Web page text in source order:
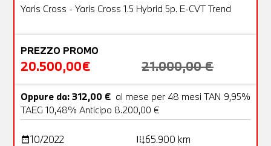
OFFERTA
Yaris Cross - Yaris Cross 1.5 Hybrid 5p. E-CVT Trend
PREZZO PROMO
20.500,00€ 21.000,00 €
Oppure da: 312,00 € al mese per 48 mesi TAN 9,95%
TAEG 10,48% Anticipo 8.200,00 €
date_range10/2022 add_road65.900 km